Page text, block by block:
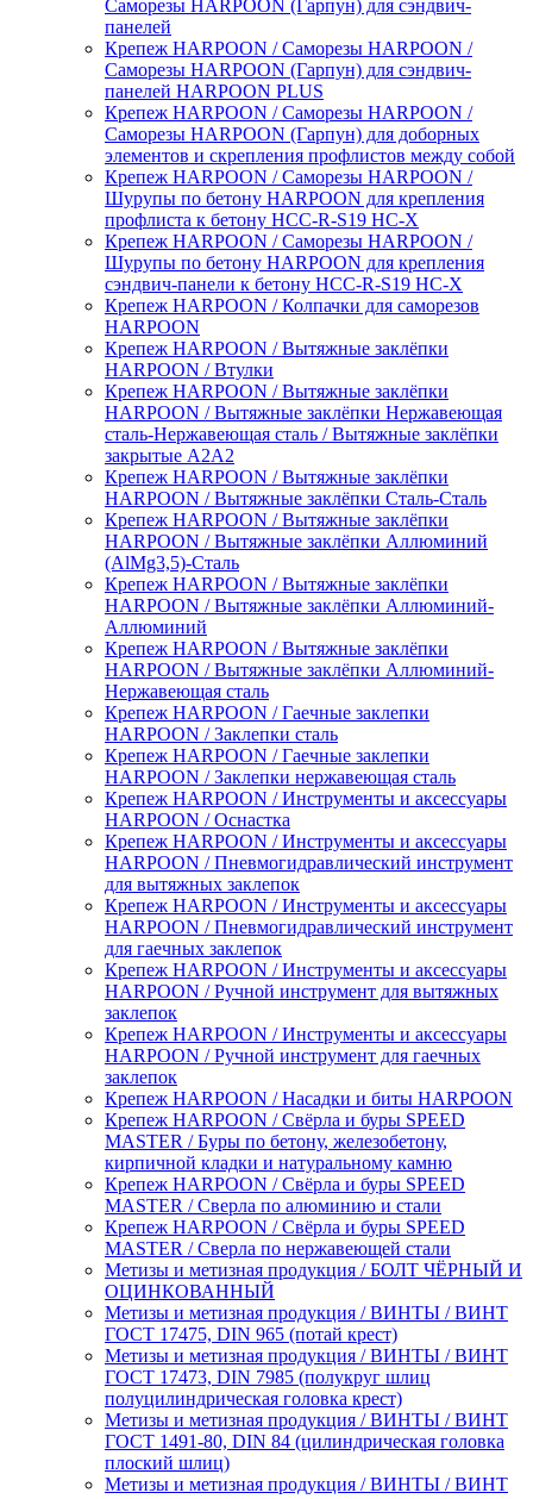
Саморезы HARPOON (Гарпун) для сэндвич-
панелей
Крепеж HARPOON / Саморезы HARPOON /
Саморезы HARPOON (Гарпун) для сэндвич-
панелей HARPOON PLUS
Крепеж HARPOON / Саморезы HARPOON /
Саморезы HARPOON (Гарпун) для доборных
элементов и скрепления профлистов между собой
Крепеж HARPOON / Саморезы HARPOON /
Шурупы по бетону HARPOON для крепления
профлиста к бетону HCC-R-S19 HC-X
Крепеж HARPOON / Саморезы HARPOON /
Шурупы по бетону HARPOON для крепления
сэндвич-панели к бетону HCC-R-S19 HC-X
Крепеж HARPOON / Колпачки для саморезов
HARPOON
Крепеж HARPOON / Вытяжные заклёпки
HARPOON / Втулки
Крепеж HARPOON / Вытяжные заклёпки
HARPOON / Вытяжные заклёпки Нержавеющая
сталь-Нержавеющая сталь / Вытяжные заклёпки
закрытые А2А2
Крепеж HARPOON / Вытяжные заклёпки
HARPOON / Вытяжные заклёпки Сталь-Сталь
Крепеж HARPOON / Вытяжные заклёпки
HARPOON / Вытяжные заклёпки Аллюминий
(AlMg3,5)-Сталь
Крепеж HARPOON / Вытяжные заклёпки
HARPOON / Вытяжные заклёпки Аллюминий-
Аллюминий
Крепеж HARPOON / Вытяжные заклёпки
HARPOON / Вытяжные заклёпки Аллюминий-
Нержавеющая сталь
Крепеж HARPOON / Гаечные заклепки
HARPOON / Заклепки сталь
Крепеж HARPOON / Гаечные заклепки
HARPOON / Заклепки нержавеющая сталь
Крепеж HARPOON / Инструменты и аксессуары
HARPOON / Оснастка
Крепеж HARPOON / Инструменты и аксессуары
HARPOON / Пневмогидравлический инструмент
для вытяжных заклепок
Крепеж HARPOON / Инструменты и аксессуары
HARPOON / Пневмогидравлический инструмент
для гаечных заклепок
Крепеж HARPOON / Инструменты и аксессуары
HARPOON / Ручной инструмент для вытяжных
заклепок
Крепеж HARPOON / Инструменты и аксессуары
HARPOON / Ручной инструмент для гаечных
заклепок
Крепеж HARPOON / Насадки и биты HARPOON
Крепеж HARPOON / Свёрла и буры SPEED
MASTER / Буры по бетону, железобетону,
кирпичной кладки и натуральному камню
Крепеж HARPOON / Свёрла и буры SPEED
MASTER / Сверла по алюминию и стали
Крепеж HARPOON / Свёрла и буры SPEED
MASTER / Сверла по нержавеющей стали
Метизы и метизная продукция / БОЛТ ЧЁРНЫЙ И
ОЦИНКОВАННЫЙ
Метизы и метизная продукция / ВИНТЫ / ВИНТ
ГОСТ 17475, DIN 965 (потай крест)
Метизы и метизная продукция / ВИНТЫ / ВИНТ
ГОСТ 17473, DIN 7985 (полукруг шлиц
полуцилиндрическая головка крест)
Метизы и метизная продукция / ВИНТЫ / ВИНТ
ГОСТ 1491-80, DIN 84 (цилиндрическая головка
плоский шлиц)
Метизы и метизная продукция / ВИНТЫ / ВИНТ